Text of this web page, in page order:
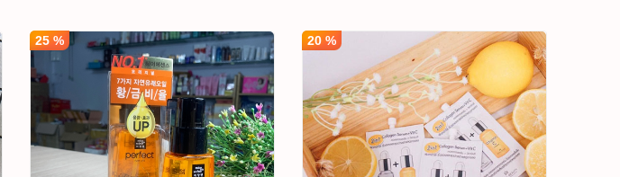
25 % 20 %